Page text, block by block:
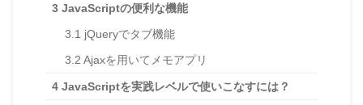
3 JavaScriptの便利な機能
3.1 jQueryでタブ機能
3.2 Ajaxを用いてメモアプリ
4 JavaScriptを実践レベルで使いこなすには？